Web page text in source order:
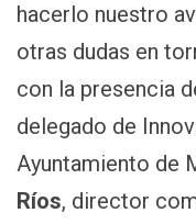
hacerlo nuestro
otras dudas en
con la presencia
delegado de
Ayuntamiento de
Ríos, director